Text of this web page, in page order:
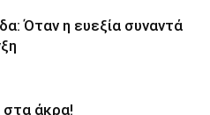
Όταν η ευεξία συναντά
στα άκρα!